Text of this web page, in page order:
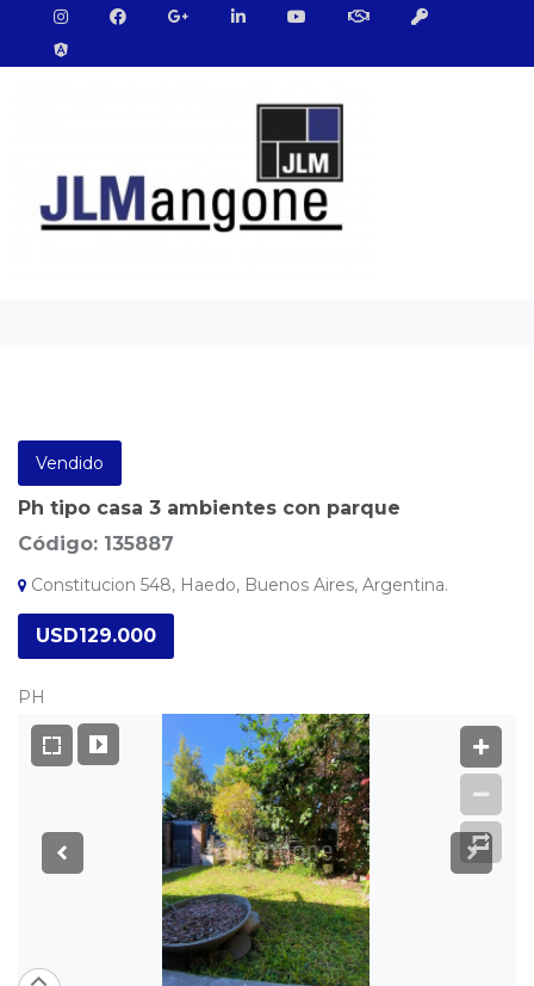
Vendido
Ph tipo casa 3 ambientes con parque
Código: 135887
Constitucion 548, Haedo, Buenos Aires, Argentina.
USD129.000
PH